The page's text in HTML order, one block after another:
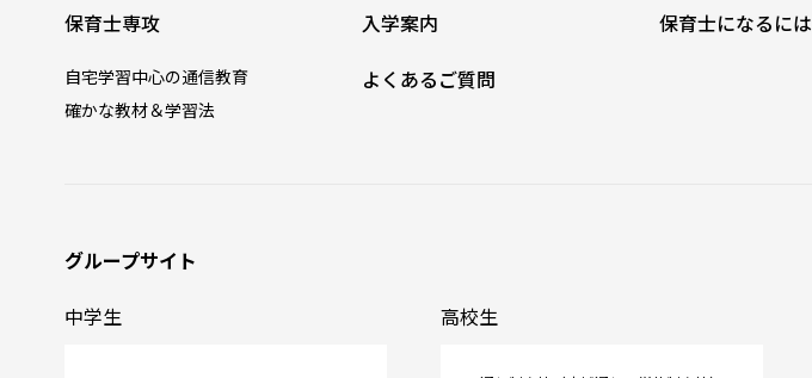
保育士専攻
自宅学習中心の通信教育
確かな教材＆学習法
入学案内
よくあるご質問
保育士になるには
グループサイト
中学生
高校生